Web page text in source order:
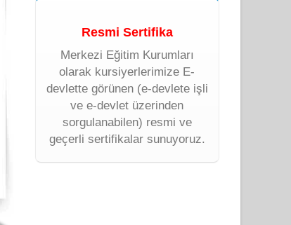
Resmi Sertifika
Merkezi Eğitim Kurumları
olarak kursiyerlerimize E-
devlette görünen (e-devlete işli
ve e-devlet üzerinden
sorgulanabilen) resmi ve
geçerli sertifikalar sunuyoruz.